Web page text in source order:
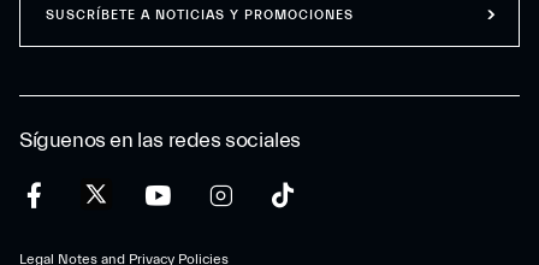
Síguenos en las redes sociales
Legal Notes and Privacy Policies
SUSCRÍBETE A NOTICIAS Y PROMOCIONES